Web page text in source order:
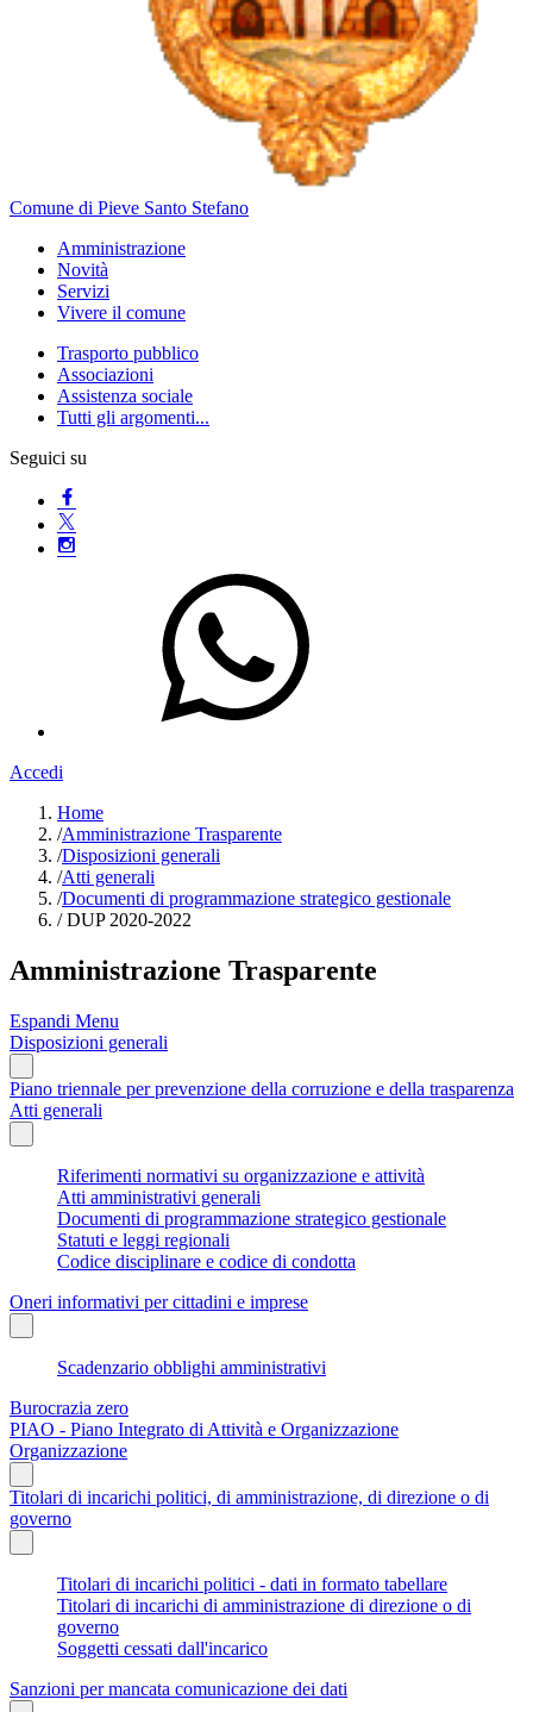
Comune di Pieve Santo Stefano
Amministrazione
Novità
Servizi
Vivere il comune
Trasporto pubblico
Associazioni
Assistenza sociale
Tutti gli argomenti...
Seguici su
Accedi
Home
/Amministrazione Trasparente
/Disposizioni generali
/Atti generali
/Documenti di programmazione strategico gestionale
/DUP 2020-2022
Amministrazione Trasparente
Espandi Menu
Disposizioni generali
Piano triennale per prevenzione della corruzione e della trasparenza
Atti generali
Riferimenti normativi su organizzazione e attività
Atti amministrativi generali
Documenti di programmazione strategico gestionale
Statuti e leggi regionali
Codice disciplinare e codice di condotta
Oneri informativi per cittadini e imprese
Scadenzario obblighi amministrativi
Burocrazia zero
PIAO - Piano Integrato di Attività e Organizzazione
Organizzazione
Titolari di incarichi politici, di amministrazione, di direzione o di
governo
Titolari di incarichi politici - dati in formato tabellare
Titolari di incarichi di amministrazione di direzione o di
governo
Soggetti cessati dall'incarico
Sanzioni per mancata comunicazione dei dati